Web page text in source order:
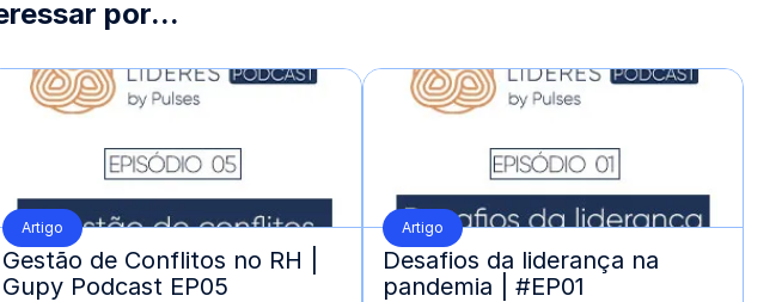
por...
Artigo
Gestão de Conflitos no RH |
Gupy Podcast EP05
Artigo
Desafios da liderança na
pandemia | #EP01